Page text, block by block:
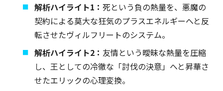
解析ハイライト1：死という負の熱量を、悪魔の
契約による莫大な狂気のプラスエネルギーへと反
転させたヴィルフリートのシステム。
解析ハイライト2： 友情という曖昧な熱量を圧縮
し、王としての冷徹な「討伐の決意」へと昇華さ
せたエリックの心理変換。